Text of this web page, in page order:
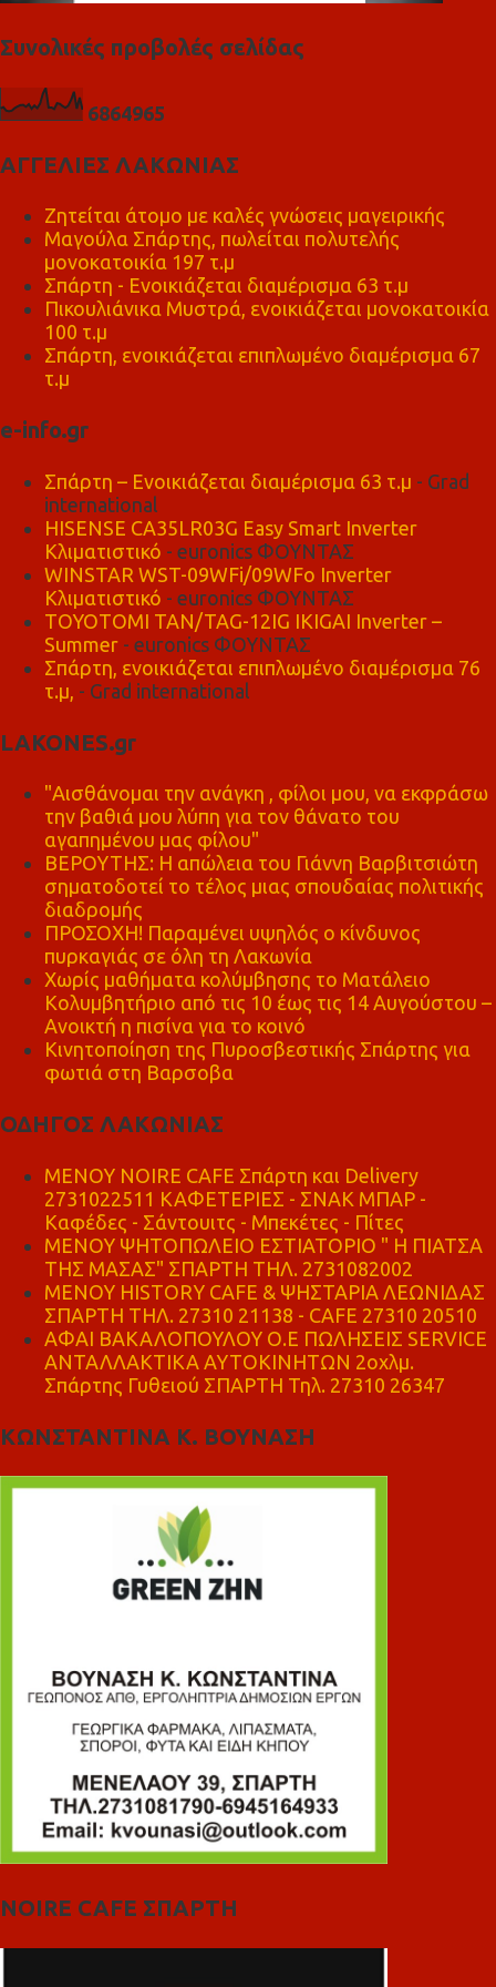
Συνολικές προβολές σελίδας
6864965
ΑΓΓΕΛΙΕΣ ΛΑΚΩΝΙΑΣ
Ζητείται άτομο με καλές γνώσεις μαγειρικής
Μαγούλα Σπάρτης, πωλείται πολυτελής
μονοκατοικία 197 τ.μ
Σπάρτη - Ενοικιάζεται διαμέρισμα 63 τ.μ
Πικουλιάνικα Μυστρά, ενοικιάζεται μονοκατοικία
100 τ.μ
Σπάρτη, ενοικιάζεται επιπλωμένο διαμέρισμα 67
τ.μ
e-info.gr
Σπάρτη – Ενοικιάζεται διαμέρισμα 63 τ.μ - Grad
international
HISENSE CA35LR03G Easy Smart Inverter
Κλιματιστικό - euronics ΦΟΥΝΤΑΣ
WINSTAR WST-09WFi/09WFo Inverter
Κλιματιστικό - euronics ΦΟΥΝΤΑΣ
TOYOTOMI TAN/TAG-12IG IKIGAI Inverter –
Summer - euronics ΦΟΥΝΤΑΣ
Σπάρτη, ενοικιάζεται επιπλωμένο διαμέρισμα 76
τ.μ, - Grad international
LAKONES.gr
"Αισθάνομαι την ανάγκη , φίλοι μου, να εκφράσω
την βαθιά μου λύπη για τον θάνατο του
αγαπημένου μας φίλου"
ΒΕΡΟΥΤΗΣ: Η απώλεια του Γιάννη Βαρβιτσιώτη
σηματοδοτεί το τέλος μιας σπουδαίας πολιτικής
διαδρομής
ΠΡΟΣΟΧΗ! Παραμένει υψηλός ο κίνδυνος
πυρκαγιάς σε όλη τη Λακωνία
Χωρίς μαθήματα κολύμβησης το Ματάλειο
Κολυμβητήριο από τις 10 έως τις 14 Αυγούστου –
Ανοικτή η πισίνα για το κοινό
Κινητοποίηση της Πυροσβεστικής Σπάρτης για
φωτιά στη Βαρσοβα
ΟΔΗΓΟΣ ΛΑΚΩΝΙΑΣ
MENOY NOIRE CAFE Σπάρτη και Delivery
2731022511 ΚΑΦΕΤΕΡΙΕΣ - ΣΝΑΚ ΜΠΑΡ -
Καφέδες - Σάντουιτς - Μπεκέτες - Πίτες
ΜΕΝΟΥ ΨΗΤΟΠΩΛΕΙΟ ΕΣΤΙΑΤΟΡΙΟ " Η ΠΙΑΤΣΑ
ΤΗΣ ΜΑΣΑΣ" ΣΠΑΡΤΗ ΤΗΛ. 2731082002
ΜΕΝΟΥ HISTORY CAFE & ΨΗΣΤΑΡΙΑ ΛΕΩΝΙΔΑΣ
ΣΠΑΡΤΗ ΤΗΛ. 27310 21138 - CAFE 27310 20510
ΑΦΑΙ ΒΑΚΑΛΟΠΟΥΛΟΥ Ο.Ε ΠΩΛΗΣΕΙΣ SERVICE
ΑΝΤΑΛΛΑΚΤΙΚΑ ΑΥΤΟΚΙΝΗΤΩΝ 2οχλμ.
Σπάρτης Γυθειού ΣΠΑΡΤΗ Τηλ. 27310 26347
ΚΩΝΣΤΑΝΤΙΝΑ Κ. ΒΟΥΝΑΣΗ
NOIRE CAFE ΣΠΑΡΤΗ